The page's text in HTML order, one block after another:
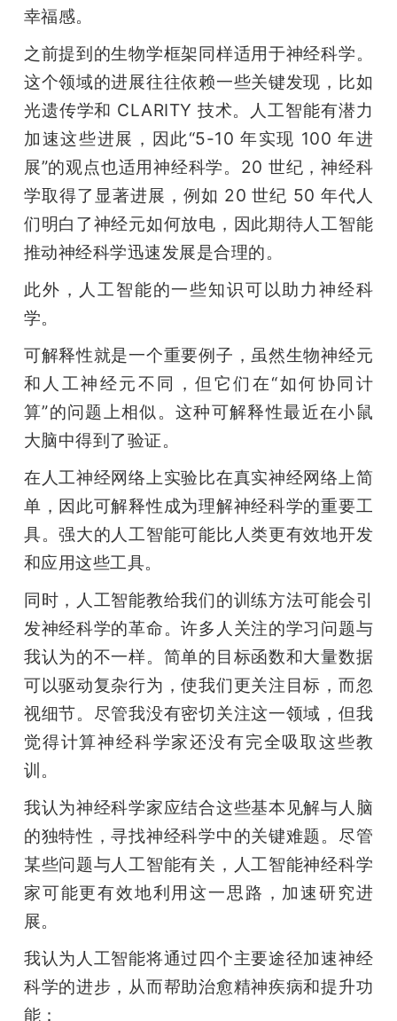
幸福感。
之前提到的生物学框架同样适用于神经科学。
这个领域的进展往往依赖一些关键发现，比如
光遗传学和 CLARITY 技术。人工智能有潜力
加速这些进展，因此“5-10 年实现 100 年进
展”的观点也适用神经科学。20 世纪，神经科
学取得了显著进展，例如 20 世纪 50 年代人
们明白了神经元如何放电，因此期待人工智能
推动神经科学迅速发展是合理的。
此外，人工智能的一些知识可以助力神经科
学。
可解释性就是一个重要例子，虽然生物神经元
和人工神经元不同，但它们在“如何协同计
算”的问题上相似。这种可解释性最近在小鼠
大脑中得到了验证。
在人工神经网络上实验比在真实神经网络上简
单，因此可解释性成为理解神经科学的重要工
具。强大的人工智能可能比人类更有效地开发
和应用这些工具。
同时，人工智能教给我们的训练方法可能会引
发神经科学的革命。许多人关注的学习问题与
我认为的不一样。简单的目标函数和大量数据
可以驱动复杂行为，使我们更关注目标，而忽
视细节。尽管我没有密切关注这一领域，但我
觉得计算神经科学家还没有完全吸取这些教
训。
我认为神经科学家应结合这些基本见解与人脑
的独特性，寻找神经科学中的关键难题。尽管
某些问题与人工智能有关，人工智能神经科学
家可能更有效地利用这一思路，加速研究进
展。
我认为人工智能将通过四个主要途径加速神经
科学的进步，从而帮助治愈精神疾病和提升功
能：